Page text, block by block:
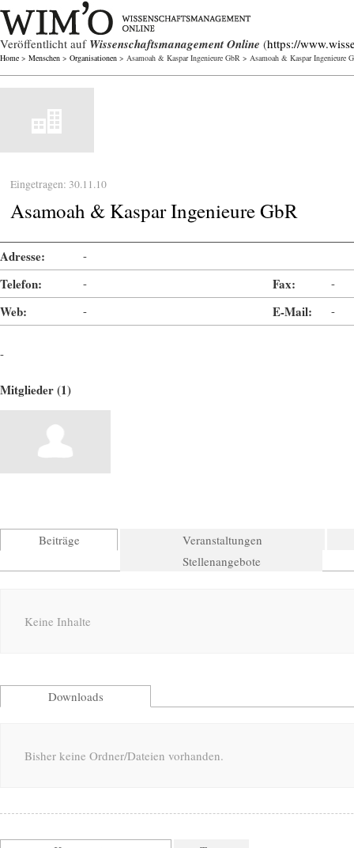
Veröffentlicht auf Wissenschaftsmanagement Online (https://
Home > Menschen > Organisationen > Asamoah & Kaspar Ingenieure GbR > Asamoah & Kaspar Ingenieure
Eingetragen: 30.11.10
Asamoah & Kaspar Ingenieure GbR
Adresse: -
Telefon: - Fax: -
Web: - E-Mail: -
-
Mitglieder (1)
Beiträge
Veranstaltungen
Stellenangebote
Keine Inhalte
Downloads
Bisher keine Ordner/Dateien vorhanden.